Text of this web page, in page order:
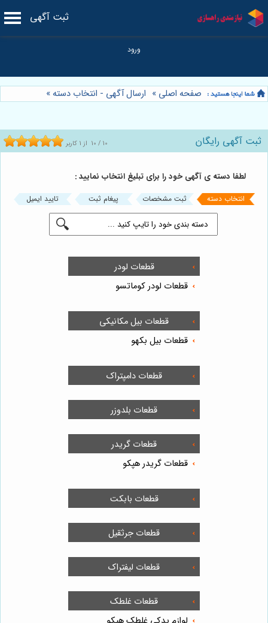
ثبت آگهی
صفحه اصلی » ارسال آگهی - انتخاب دسته»
ثبت آگهی رایگان 10 / 10 از 1 کاربر
لطفا دسته ی آگهی خود را برای تبلیغ انتخاب نمایید :
انتخاب دسته ثبت مشخصات پیغام ثبت تایید ایمیل